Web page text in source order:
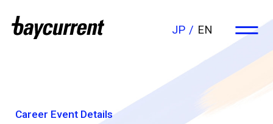
EN
JP
Career Event Details